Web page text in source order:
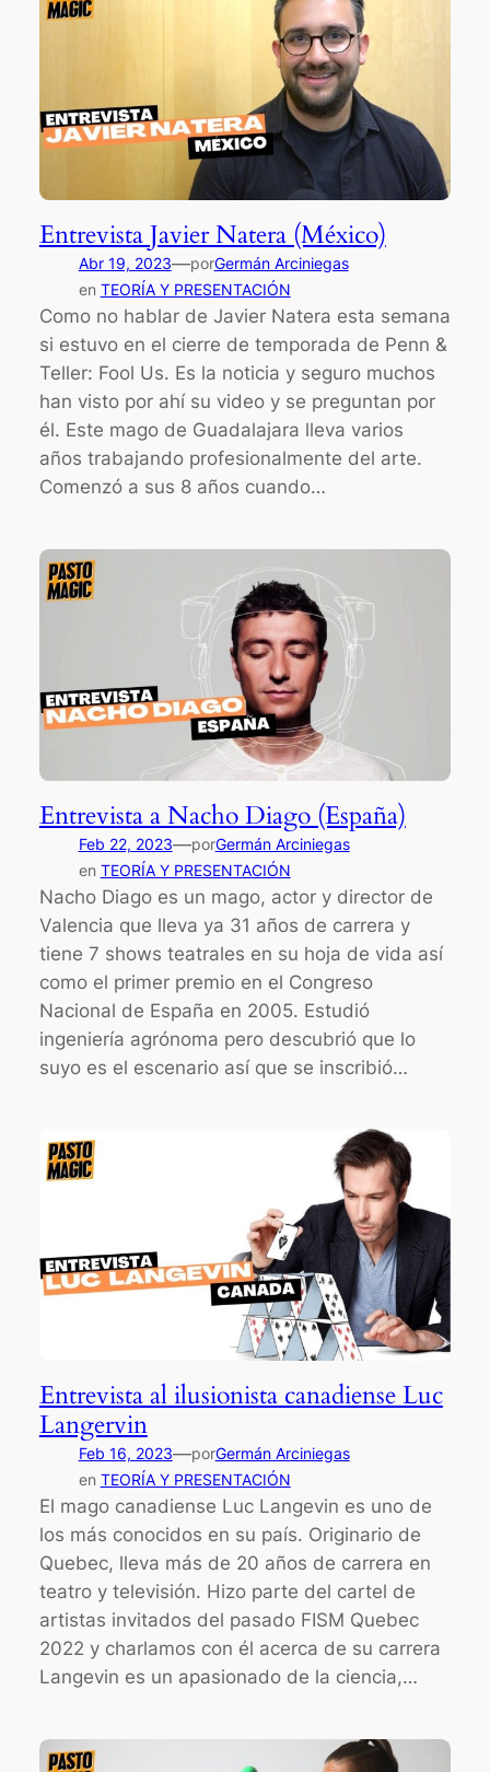
Entrevista Javier Natera (México)
Abr 19, 2023—porGermán Arciniegas
en TEORÍA Y PRESENTACIÓN
Como no hablar de Javier Natera esta semana
si estuvo en el cierre de temporada de Penn &
Teller: Fool Us. Es la noticia y seguro muchos
han visto por ahí su video y se preguntan por
él. Este mago de Guadalajara lleva varios
años trabajando profesionalmente del arte.
Comenzó a sus 8 años cuando…
Entrevista a Nacho Diago (España)
Feb 22, 2023—porGermán Arciniegas
en TEORÍA Y PRESENTACIÓN
Nacho Diago es un mago, actor y director de
Valencia que lleva ya 31 años de carrera y
tiene 7 shows teatrales en su hoja de vida así
como el primer premio en el Congreso
Nacional de España en 2005. Estudió
ingeniería agrónoma pero descubrió que lo
suyo es el escenario así que se inscribió…
Entrevista al ilusionista canadiense Luc
Langervin
Feb 16, 2023—porGermán Arciniegas
en TEORÍA Y PRESENTACIÓN
El mago canadiense Luc Langevin es uno de
los más conocidos en su país. Originario de
Quebec, lleva más de 20 años de carrera en
teatro y televisión. Hizo parte del cartel de
artistas invitados del pasado FISM Quebec
2022 y charlamos con él acerca de su carrera
Langevin es un apasionado de la ciencia,…